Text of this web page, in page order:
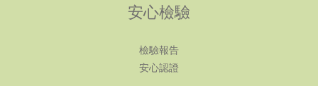
安心檢驗
檢驗報告
安心認證